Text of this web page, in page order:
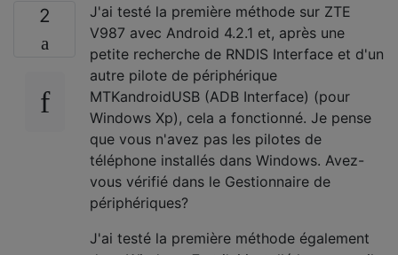
2
J'ai testé la première méthode sur ZTE
V987 avec Android 4.2.1 et, après une
petite recherche de RNDIS Interface et d'un
autre pilote de périphérique
MTKandroidUSB (ADB Interface) (pour
Windows Xp), cela a fonctionné. Je pense
que vous n'avez pas les pilotes de
téléphone installés dans Windows. Avez-
vous vérifié dans le Gestionnaire de
périphériques?
J'ai testé la première méthode également